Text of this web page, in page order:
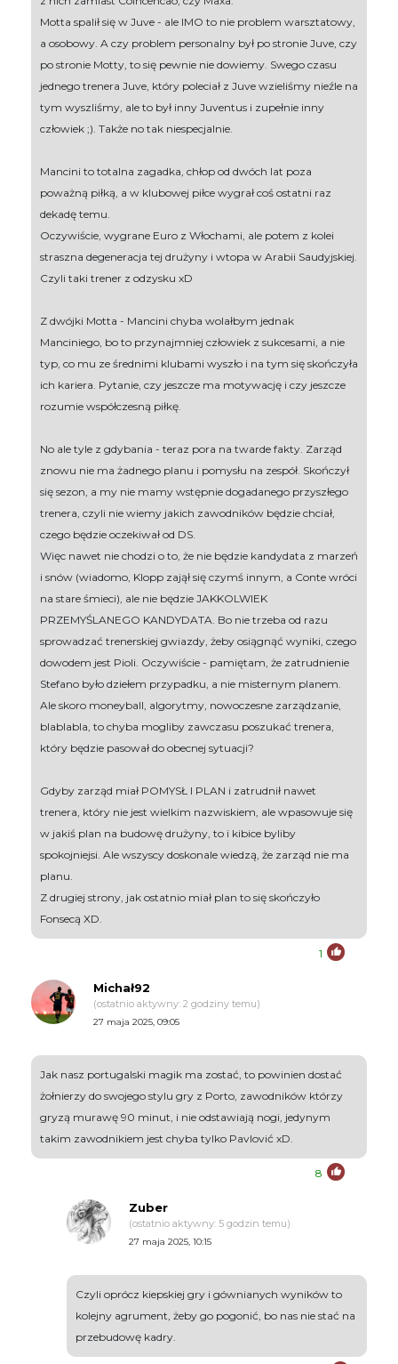
Motta spalił się w Juve - ale IMO to nie problem warsztatowy,
a osobowy. A czy problem personalny był po stronie Juve, czy
po stronie Motty, to się pewnie nie dowiemy. Swego czasu
jednego trenera Juve, który poleciał z Juve wzieliśmy nieźle na
tym wyszliśmy, ale to był inny Juventus i zupełnie inny
człowiek ;). Także no tak niespecjalnie.
Mancini to totalna zagadka, chłop od dwóch lat poza
poważną piłką, a w klubowej piłce wygrał coś ostatni raz
dekadę temu.
Oczywiście, wygrane Euro z Włochami, ale potem z kolei
straszna degeneracja tej drużyny i wtopa w Arabii Saudyjskiej.
Czyli taki trener z odzysku xD
Z dwójki Motta - Mancini chyba wolałbym jednak
Manciniego, bo to przynajmniej człowiek z sukcesami, a nie
typ, co mu ze średnimi klubami wyszło i na tym się skończyła
ich kariera. Pytanie, czy jeszcze ma motywację i czy jeszcze
rozumie współczesną piłkę.
No ale tyle z gdybania - teraz pora na twarde fakty. Zarząd
znowu nie ma żadnego planu i pomysłu na zespół. Skończył
się sezon, a my nie mamy wstępnie dogadanego przyszłego
trenera, czyli nie wiemy jakich zawodników będzie chciał,
czego będzie oczekiwał od DS.
Więc nawet nie chodzi o to, że nie będzie kandydata z marzeń
i snów (wiadomo, Klopp zajął się czymś innym, a Conte wróci
na stare śmieci), ale nie będzie JAKKOLWIEK
PRZEMYŚLANEGO KANDYDATA. Bo nie trzeba od razu
sprowadzać trenerskiej gwiazdy, żeby osiągnąć wyniki, czego
dowodem jest Pioli. Oczywiście - pamiętam, że zatrudnienie
Stefano było dziełem przypadku, a nie misternym planem.
Ale skoro moneyball, algorytmy, nowoczesne zarządzanie,
blablabla, to chyba mogliby zawczasu poszukać trenera,
który będzie pasował do obecnej sytuacji?
Gdyby zarząd miał POMYSŁ I PLAN i zatrudnił nawet
trenera, który nie jest wielkim nazwiskiem, ale wpasowuje się
w jakiś plan na budowę drużyny, to i kibice byliby
spokojniejsi. Ale wszyscy doskonale wiedzą, że zarząd nie ma
planu.
Z drugiej strony, jak ostatnio miał plan to się skończyło
Fonsecą XD.
1
Michał92
(ostatnio aktywny: 2 godziny temu)
27 maja 2025, 09:05
Jak nasz portugalski magik ma zostać, to powinien dostać
żołnierzy do swojego stylu gry z Porto, zawodników którzy
gryzą murawę 90 minut, i nie odstawiają nogi, jedynym
takim zawodnikiem jest chyba tylko Pavlović xD.
8
Zuber
(ostatnio aktywny: 5 godzin temu)
27 maja 2025, 10:15
Czyli oprócz kiepskiej gry i gównianych wyników to
kolejny agrument, żeby go pogonić, bo nas nie stać na
przebudowę kadry.